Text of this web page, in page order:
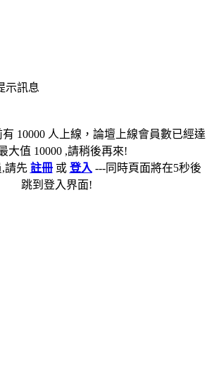
示訊息
10000 人上線，論壇上線會員數已經達
大值 10000 ,請稍後再來!
請先 註冊或 登入 ---同時頁面將在5秒後
跳到登入界面!